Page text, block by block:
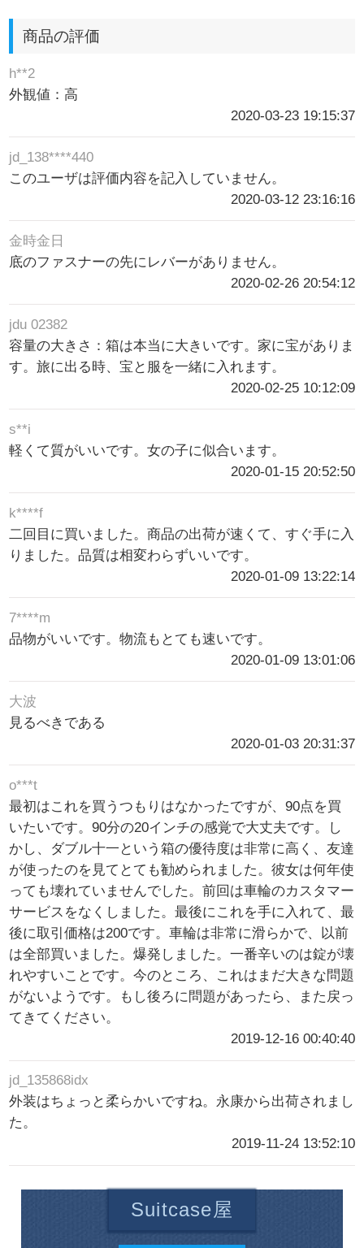
商品の評価
h**2
外観値：高
2020-03-23 19:15:37
jd_138****440
このユーザは評価内容を記入していません。
2020-03-12 23:16:16
金時金日
底のファスナーの先にレバーがありません。
2020-02-26 20:54:12
jdu 02382
容量の大きさ：箱は本当に大きいです。家に宝がありま
す。旅に出る時、宝と服を一緒に入れます。
2020-02-25 10:12:09
s**i
軽くて質がいいです。女の子に似合います。
2020-01-15 20:52:50
k****f
二回目に買いました。商品の出荷が速くて、すぐ手に入
りました。品質は相変わらずいいです。
2020-01-09 13:22:14
7****m
品物がいいです。物流もとても速いです。
2020-01-09 13:01:06
大波
見るべきである
2020-01-03 20:31:37
o***t
最初はこれを買うつもりはなかったですが、90点を買
いたいです。90分の20インチの感覚で大丈夫です。し
かし、ダブル十一という箱の優待度は非常に高く、友達
が使ったのを見てとても勧められました。彼女は何年使
っても壊れていませんでした。前回は車輪のカスタマー
サービスをなくしました。最後にこれを手に入れて、最
後に取引価格は200です。車輪は非常に滑らかで、以前
は全部買いました。爆発しました。一番辛いのは錠が壊
れやすいことです。今のところ、これはまだ大きな問題
がないようです。もし後ろに問題があったら、また戻っ
てきてください。
2019-12-16 00:40:40
jd_135868idx
外装はちょっと柔らかいですね。永康から出荷されまし
た。
2019-11-24 13:52:10
Suitcase屋